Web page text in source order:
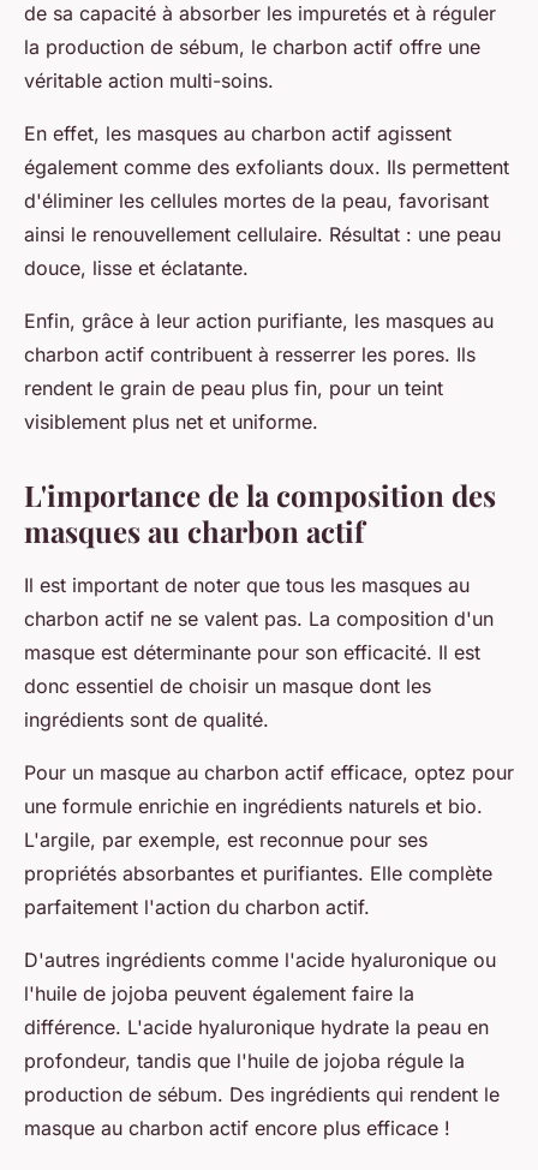
de sa capacité à absorber les impuretés et à réguler
la production de sébum, le charbon actif offre une
véritable action multi-soins.
En effet, les masques au charbon actif agissent
également comme des exfoliants doux. Ils permettent
d'éliminer les cellules mortes de la peau, favorisant
ainsi le renouvellement cellulaire. Résultat : une peau
douce, lisse et éclatante.
Enfin, grâce à leur action purifiante, les masques au
charbon actif contribuent à resserrer les pores. Ils
rendent le grain de peau plus fin, pour un teint
visiblement plus net et uniforme.
L'importance de la composition des
masques au charbon actif
Il est important de noter que tous les masques au
charbon actif ne se valent pas. La composition d'un
masque est déterminante pour son efficacité. Il est
donc essentiel de choisir un masque dont les
ingrédients sont de qualité.
Pour un masque au charbon actif efficace, optez pour
une formule enrichie en ingrédients naturels et bio.
L'argile, par exemple, est reconnue pour ses
propriétés absorbantes et purifiantes. Elle complète
parfaitement l'action du charbon actif.
D'autres ingrédients comme l'acide hyaluronique ou
l'huile de jojoba peuvent également faire la
différence. L'acide hyaluronique hydrate la peau en
profondeur, tandis que l'huile de jojoba régule la
production de sébum. Des ingrédients qui rendent le
masque au charbon actif encore plus efficace !